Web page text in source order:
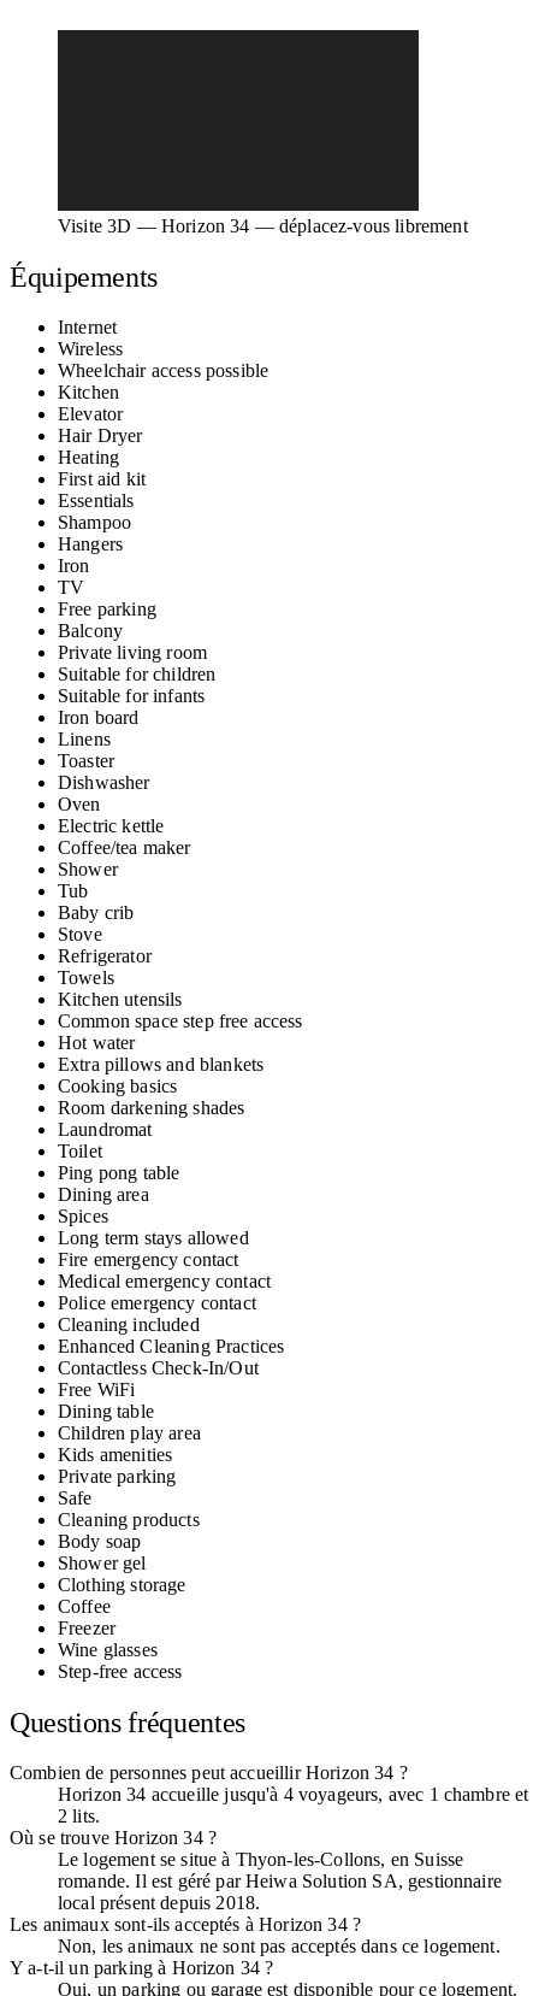
Visite 3D — Horizon 34 — déplacez-vous librement
Équipements
Internet
Wireless
Wheelchair access possible
Kitchen
Elevator
Hair Dryer
Heating
First aid kit
Essentials
Shampoo
Hangers
Iron
TV
Free parking
Balcony
Private living room
Suitable for children
Suitable for infants
Iron board
Linens
Toaster
Dishwasher
Oven
Electric kettle
Coffee/tea maker
Shower
Tub
Baby crib
Stove
Refrigerator
Towels
Kitchen utensils
Common space step free access
Hot water
Extra pillows and blankets
Cooking basics
Room darkening shades
Laundromat
Toilet
Ping pong table
Dining area
Spices
Long term stays allowed
Fire emergency contact
Medical emergency contact
Police emergency contact
Cleaning included
Enhanced Cleaning Practices
Contactless Check-In/Out
Free WiFi
Dining table
Children play area
Kids amenities
Private parking
Safe
Cleaning products
Body soap
Shower gel
Clothing storage
Coffee
Freezer
Wine glasses
Step-free access
Questions fréquentes
Combien de personnes peut accueillir Horizon 34 ?
Horizon 34 accueille jusqu'à 4 voyageurs, avec 1 chambre et
2 lits.
Où se trouve Horizon 34 ?
Le logement se situe à Thyon-les-Collons, en Suisse
romande. Il est géré par Heiwa Solution SA, gestionnaire
local présent depuis 2018.
Les animaux sont-ils acceptés à Horizon 34 ?
Non, les animaux ne sont pas acceptés dans ce logement.
Y a-t-il un parking à Horizon 34 ?
Oui, un parking ou garage est disponible pour ce logement.